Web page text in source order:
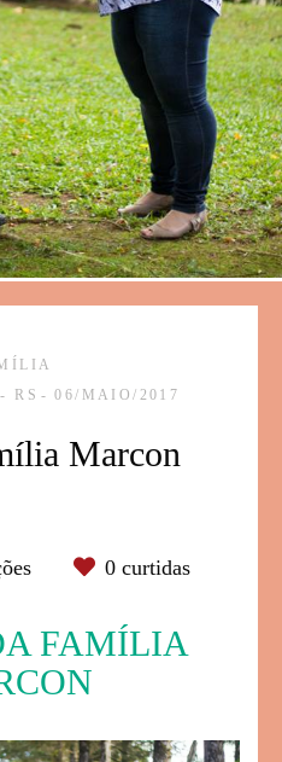
RS
06/MAIO/2017
Marcon
0 curtidas
FAMÍLIA